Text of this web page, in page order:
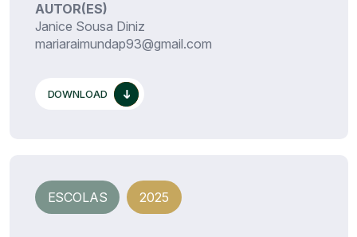
AUTOR(ES)
Janice Sousa Diniz
mariaraimundap93@gmail.com
DOWNLOAD
ESCOLAS 2025